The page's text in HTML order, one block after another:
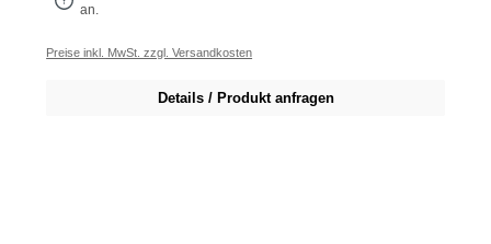
an.
Preise inkl. MwSt. zzgl. Versandkosten
Details / Produkt anfragen